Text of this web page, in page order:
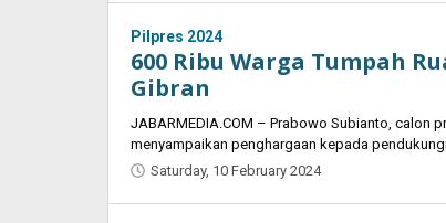
Pilpres 2024
600 Ribu Warga Tumpah
Gibran
JABARMEDIA.COM – Prabowo Subianto, calon
menyampaikan penghargaan kepada
Saturday, 10 February 2024